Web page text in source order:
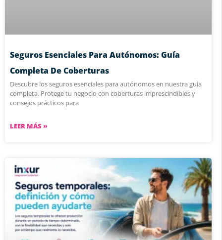
Seguros Esenciales Para Autónomos: Guía
Completa De Coberturas
Descubre los seguros esenciales para autónomos en nuestra guía
completa. Protege tu negocio con coberturas imprescindibles y
consejos prácticos para
LEER MÁS »